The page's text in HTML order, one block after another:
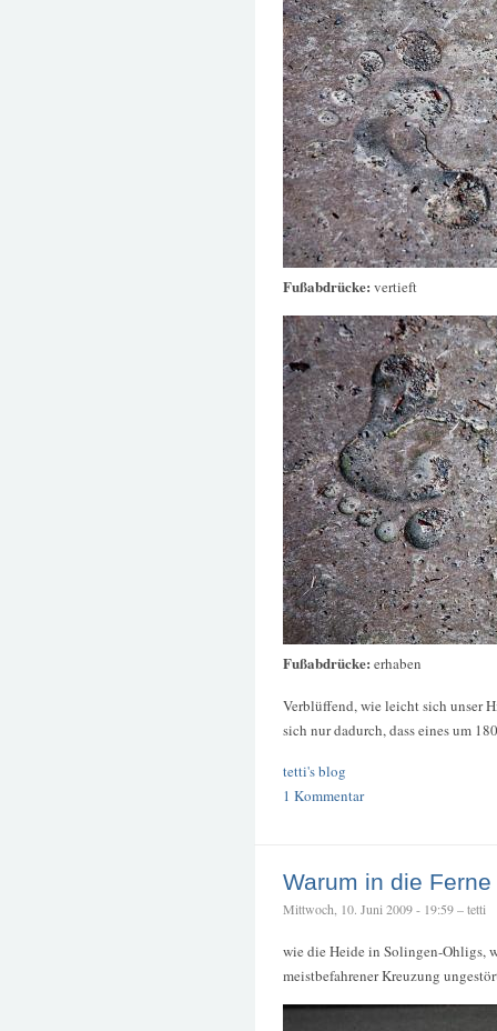
Fußabdrücke: vertieft
Fußabdrücke: erhaben
Verblüffend, wie leicht sich unser
sich nur dadurch, dass eines um
tetti's blog
1 Kommentar
Warum in die
Mittwoch, 10. Juni 2009 - 19:59 – tetti
wie die Heide in Solingen-Ohligs,
meistbefahrener Kreuzung